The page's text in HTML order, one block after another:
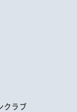
クラブ